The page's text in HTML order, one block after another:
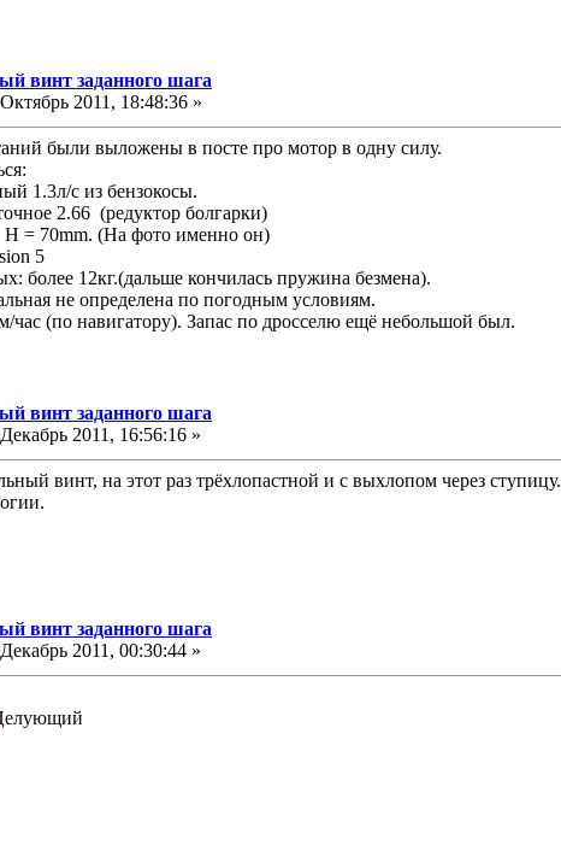
винт заданного шага
2011, 18:48:36 »
были выложены в посте про мотор в одну силу.
1.3л/с из бензокосы.
2.66 (редуктор болгарки)
= 70mm. (На фото именно он)
5
более 12кг.(дальше кончилась пружина безмена).
не определена по погодным условиям.
час (по навигатору). Запас по дросселю ещё небольшой был.
винт заданного шага
2011, 16:56:16 »
винт, на этот раз трёхлопастной и с выхлопом через ступицу.
винт заданного шага
2011, 00:30:44 »